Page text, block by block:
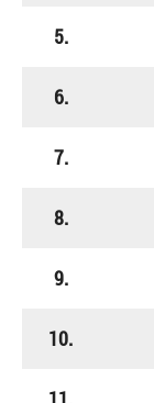
5.
6.
7. A
8.
9.
10.